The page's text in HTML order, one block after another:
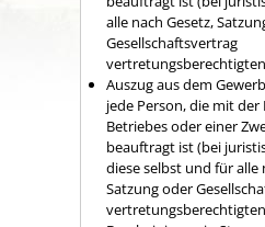
alle nach Gesetz,
Gesellschaftsvertrag
Auszug aus dem
jede Person, die mit der
Betriebes oder einer
beauftragt ist (bei
diese selbst und für alle
Satzung oder